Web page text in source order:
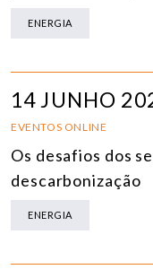
ENERGIA
14 JUNHO
EVENTOS ONLINE
Os desafios dos
descarbonização
ENERGIA